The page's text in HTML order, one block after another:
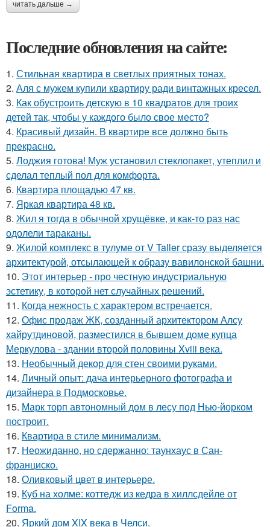
читать дальше →
Последние обновления на сайте:
1. Стильная квартира в светлых приятных тонах.
2. Аля с мужем купили квартиру ради винтажных кресел.
3. Как обустроить детскую в 10 квадратов для троих
детей так, чтобы у каждого было свое место?
4. Красивый дизайн. В квартире все должно быть
прекрасно.
5. Лоджия готова! Муж установил стеклопакет, утеплил и
сделал теплый пол для комфорта.
6. Квартира площадью 47 кв.
7. Яркая квартира 48 кв.
8. Жил я тогда в обычной хрущёвке, и как-то раз нас
одолели тараканы.
9. Жилой комплекс в тулуме от V Taller сразу выделяется
архитектурой, отсылающей к образу вавилонской башни.
10. Этот интерьер - про честную индустриальную
эстетику, в которой нет случайных решений.
11. Когда нежность с характером встречается.
12. Офис продаж ЖК, созданный архитектором Алсу
хайрутдиновой, разместился в бывшем доме купца
Меркулова - здании второй половины Xviii века.
13. Необычный декор для стен своими руками.
14. Личный опыт: дача интерьерного фотографа и
дизайнера в Подмосковье.
15. Марк торп автономный дом в лесу под Нью-йорком
построит.
16. Квартира в стиле минимализм.
17. Неожиданно, но сдержанно: таунхаус в Сан-
франциско.
18. Оливковый цвет в интерьере.
19. Куб на холме: коттедж из кедра в хиллсдейле от
Forma.
20. Яркий дом XIX века в Челси.